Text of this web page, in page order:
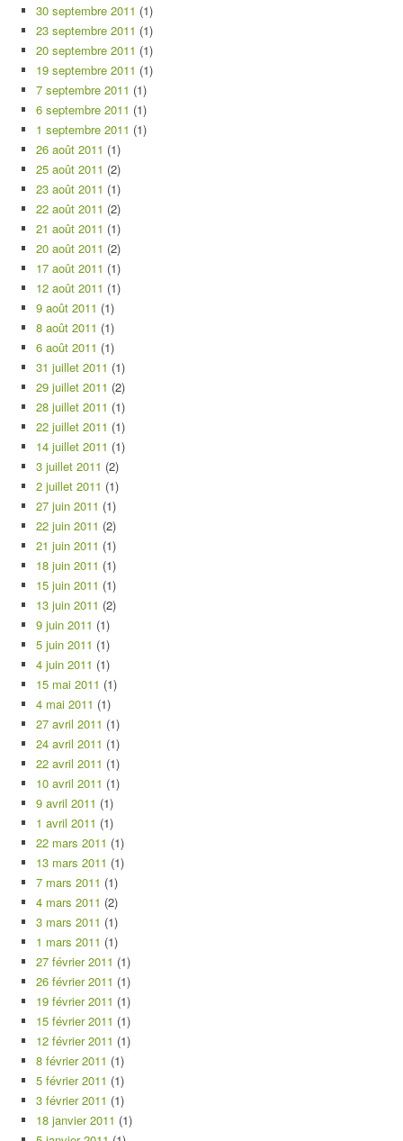
30 septembre 2011 (1)
23 septembre 2011 (1)
20 septembre 2011 (1)
19 septembre 2011 (1)
7 septembre 2011 (1)
6 septembre 2011 (1)
1 septembre 2011 (1)
26 août 2011 (1)
25 août 2011 (2)
23 août 2011 (1)
22 août 2011 (2)
21 août 2011 (1)
20 août 2011 (2)
17 août 2011 (1)
12 août 2011 (1)
9 août 2011 (1)
8 août 2011 (1)
6 août 2011 (1)
31 juillet 2011 (1)
29 juillet 2011 (2)
28 juillet 2011 (1)
22 juillet 2011 (1)
14 juillet 2011 (1)
3 juillet 2011 (2)
2 juillet 2011 (1)
27 juin 2011 (1)
22 juin 2011 (2)
21 juin 2011 (1)
18 juin 2011 (1)
15 juin 2011 (1)
13 juin 2011 (2)
9 juin 2011 (1)
5 juin 2011 (1)
4 juin 2011 (1)
15 mai 2011 (1)
4 mai 2011 (1)
27 avril 2011 (1)
24 avril 2011 (1)
22 avril 2011 (1)
10 avril 2011 (1)
9 avril 2011 (1)
1 avril 2011 (1)
22 mars 2011 (1)
13 mars 2011 (1)
7 mars 2011 (1)
4 mars 2011 (2)
3 mars 2011 (1)
1 mars 2011 (1)
27 février 2011 (1)
26 février 2011 (1)
19 février 2011 (1)
15 février 2011 (1)
12 février 2011 (1)
8 février 2011 (1)
5 février 2011 (1)
3 février 2011 (1)
18 janvier 2011 (1)